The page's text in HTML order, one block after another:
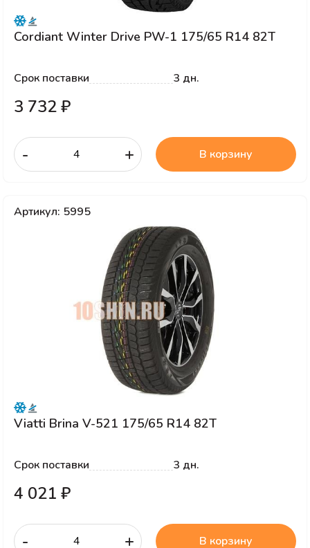
Cordiant Winter Drive PW-1 175/65 R14 82T
Срок поставки 3 дн.
3 732 ₽
- + В корзину
Артикул: 5995
Viatti Brina V-521 175/65 R14 82T
Срок поставки 3 дн.
4 021 ₽
- + В корзину